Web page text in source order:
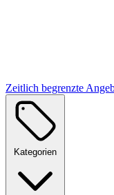
Zeitlich begrenzte
Kategorien